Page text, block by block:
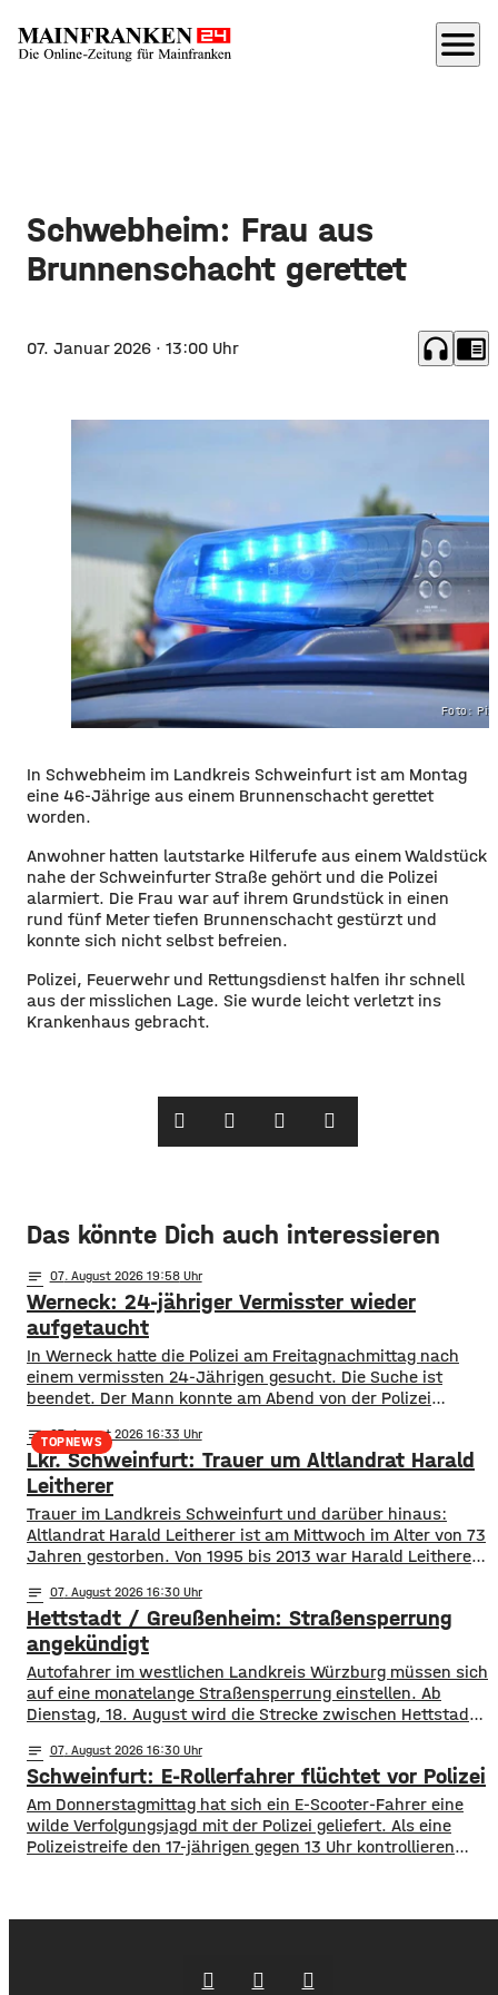
menu
Schwebheim: Frau aus
Brunnenschacht gerettet
07. Januar 2026 · 13:00 Uhr headphones chrome_reader_mode
Foto:
In Schwebheim im Landkreis Schweinfurt ist am Montag
eine 46-Jährige aus einem Brunnenschacht gerettet
worden.
Anwohner hatten lautstarke Hilferufe aus einem Waldstück
nahe der Schweinfurter Straße gehört und die Polizei
alarmiert. Die Frau war auf ihrem Grundstück in einen
rund fünf Meter tiefen Brunnenschacht gestürzt und
konnte sich nicht selbst befreien.
Polizei, Feuerwehr und Rettungsdienst halfen ihr schnell
aus der misslichen Lage. Sie wurde leicht verletzt ins
Krankenhaus gebracht.
Das könnte Dich auch interessieren
notes 07. August 2026 19:58
Werneck: 24-jähriger Vermisster wieder
aufgetaucht
In Werneck hatte die Polizei am Freitagnachmittag nach
einem vermissten 24-Jährigen gesucht. Die Suche ist
beendet. Der Mann konnte am Abend von der Polizei
gesorgt, da auch ein Polizeihubschrauber die Gegend rund
um Werneck abgesucht hatte.
TOPNEWS
notes 07. August 2026 16:33
Lkr. Schweinfurt: Trauer um Altlandrat Harald
Leitherer
Trauer im Landkreis Schweinfurt und darüber hinaus:
Altlandrat Harald Leitherer ist am Mittwoch im Alter von 73
Jahren gestorben. Von 1995 bis 2013 war Harald Leitherer
wurde das Kreisstraßennetz ausgebaut, aber auch ein
flächendeckendes Radwegenetz mit einer Länge von über
1.000 Kilometern geschaffen. Außerdem führte der
notes 07. August 2026 16:30
Hettstadt / Greußenheim: Straßensperrung
angekündigt
Autofahrer im westlichen Landkreis Würzburg müssen sich
auf eine monatelange Straßensperrung einstellen. Ab
Dienstag, 18. August wird die Strecke zwischen Hettstadt
Staatliche Bauamt an. Die Fahrbahn muss erneuert
werden, sie weist Verdrückungen, Abbrüche, Risse und
gebrochene Fahrbahnränder auf. Auch die Entwässerung
muss erneuert werden. Die Arbeiten seien unter
notes 07. August 2026 16:30
Schweinfurt: E-Rollerfahrer flüchtet vor Polizei
Am Donnerstagmittag hat sich ein E-Scooter-Fahrer eine
wilde Verfolgungsjagd mit der Polizei geliefert. Als eine
Polizeistreife den 17-jährigen gegen 13 Uhr kontrollieren